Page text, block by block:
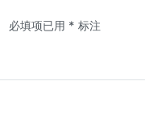
必填项已用 * 标注